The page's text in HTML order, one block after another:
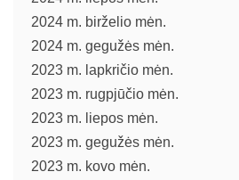
2024 m. birželio mėn.
2024 m. gegužės mėn.
2023 m. lapkričio mėn.
2023 m. rugpjūčio mėn.
2023 m. liepos mėn.
2023 m. gegužės mėn.
2023 m. kovo mėn.